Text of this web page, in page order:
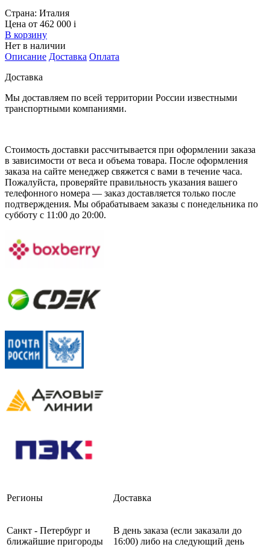
Страна: Италия
Цена от 462 000 i
В корзину
Нет в наличии
Описание Доставка Оплата
Доставка
Мы доставляем по всей территории России известными
транспортными компаниями.
Стоимость доставки рассчитывается при оформлении заказа
в зависимости от веса и объема товара. После оформления
заказа на сайте менеджер свяжется с вами в течение часа.
Пожалуйста, проверяйте правильность указания вашего
телефонного номера — заказ доставляется только после
подтверждения. Мы обрабатываем заказы с понедельника по
субботу с 11:00 до 20:00.
Регионы Доставка
Санкт - Петербург и
ближайшие пригороды
В день заказа (если заказали до
16:00) либо на следующий день